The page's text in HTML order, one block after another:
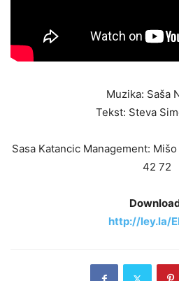
Muzika: Saša
Tekst: Steva
Sasa Katancic Management:
42 72
http://ley.la/